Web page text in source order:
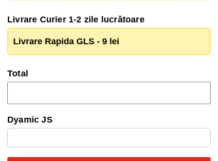
Livrare Curier 1-2 zile lucrătoare
Livrare Rapida GLS - 9 lei
Total
Dyamic JS